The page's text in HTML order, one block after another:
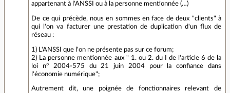
appartenant à l'ANSSI ou à la personne mentionnée (…)
De ce qui précède, nous en sommes en face de deux "clients" à
qui l'on va facturer une prestation de duplication d'un flux de
réseau :
1) L'ANSSI que l'on ne présente pas sur ce forum;
2) La personne mentionnée aux " 1. ou 2. du I de l'article 6 de la
loi n° 2004-575 du 21 juin 2004 pour la confiance dans
l'économie numérique";
Autrement dit, une poignée de fonctionnaires relevant de